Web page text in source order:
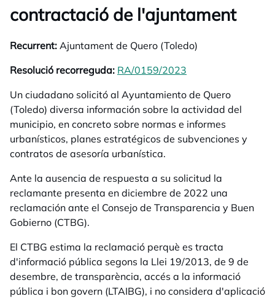
contractació de l'ajuntament
Recurrent: Ajuntament de Quero (Toledo)
Resolució recorreguda: RA/0159/2023
Un ciudadano solicitó al Ayuntamiento de Quero
(Toledo) diversa información sobre la actividad del
municipio, en concreto sobre normas e informes
urbanísticos, planes estratégicos de subvenciones y
contratos de asesoría urbanística.
Ante la ausencia de respuesta a su solicitud la
reclamante presenta en diciembre de 2022 una
reclamación ante el Consejo de Transparencia y Buen
Gobierno (CTBG).
El CTBG estima la reclamació perquè es tracta
d'informació pública segons la Llei 19/2013, de 9 de
desembre, de transparència, accés a la informació
pública i bon govern (LTAIBG), i no considera d'aplicació